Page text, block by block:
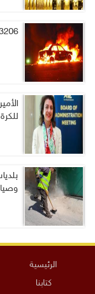
3206 مركبات احترقت في الأردن خلال
الرئيسية
كتابنا